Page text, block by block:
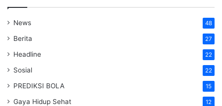
News 48
Berita 27
Headline 22
Sosial 22
PREDIKSI BOLA 15
Gaya Hidup Sehat 12